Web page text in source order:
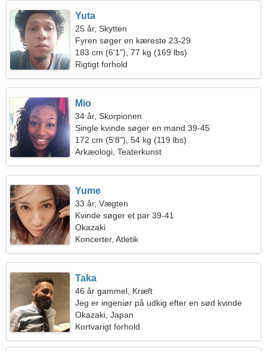
Yuta
25 år, Skytten
Fyren søger en kæreste 23-29
183 cm (6'1"), 77 kg (169 lbs)
Rigtigt forhold
Mio
34 år, Skorpionen
Single kvinde søger en mand 39-45
172 cm (5'8"), 54 kg (119 lbs)
Arkæologi, Teaterkunst
Yume
33 år, Vægten
Kvinde søger et par 39-41
Okazaki
Koncerter, Atletik
Taka
46 år gammel, Kræft
Jeg er ingeniør på udkig efter en sød kvinde
Okazaki, Japan
Kortvarigt forhold